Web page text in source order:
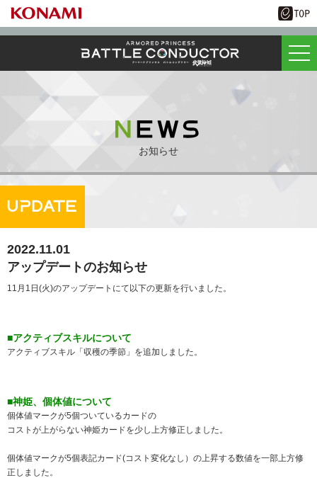
お知らせ
2022.11.01
アップデートのお知らせ
11月1日(火)のアップデートにて以下の更新を行いました。
■アクティブスキルについて
アクティブスキル「収穫の季節」を追加しました。
■神姫、個体値について
個体値マークが5個ついているカードの
コストが上がらない神姫カードを少し上方修正しました。
個体値マークが5個表記カード(コスト変化なし）の上昇する数値を一部上方修
正しました。